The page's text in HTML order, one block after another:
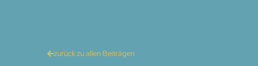
zurück zu allen Beiträgen